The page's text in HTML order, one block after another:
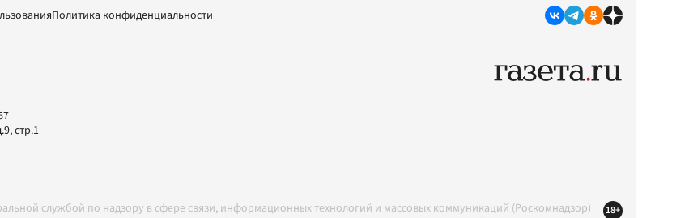
Политика конфиденциальности
стр.1
службой по надзору в сфере связи, информационных технологий и массовых коммуникаций (Роскомнадзор)
18+